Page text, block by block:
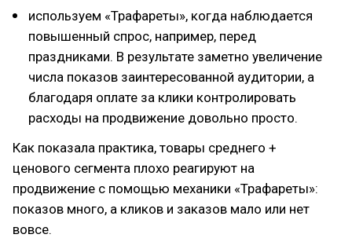
используем «Трафареты», когда наблюдается
повышенный спрос, например, перед
праздниками. В результате заметно увеличение
числа показов заинтересованной аудитории, а
благодаря оплате за клики контролировать
расходы на продвижение довольно просто.
Как показала практика, товары среднего +
ценового сегмента плохо реагируют на
продвижение с помощью механики «Трафареты»:
показов много, а кликов и заказов мало или нет
вовсе.